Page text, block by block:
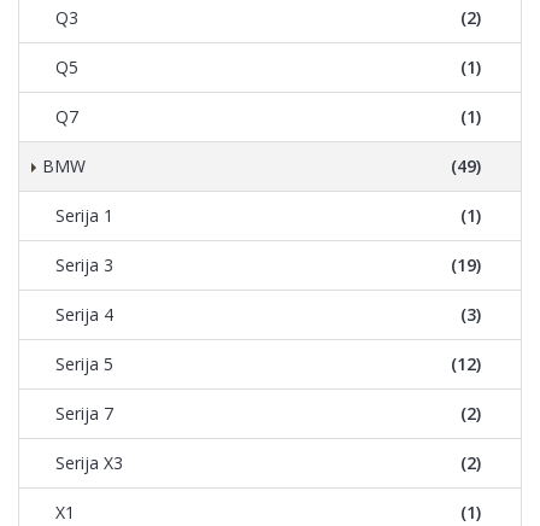
Q3 (2)
Q5 (1)
Q7 (1)
BMW (49)
Serija 1 (1)
Serija 3 (19)
Serija 4 (3)
Serija 5 (12)
Serija 7 (2)
Serija X3 (2)
X1 (1)